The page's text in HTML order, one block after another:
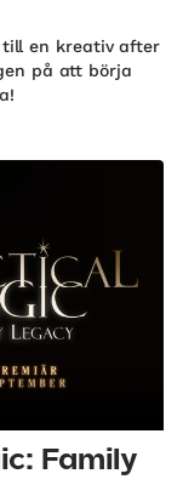
till en kreativ after
på att börja
Family